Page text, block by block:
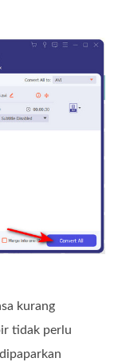
kurang
tidak perlu